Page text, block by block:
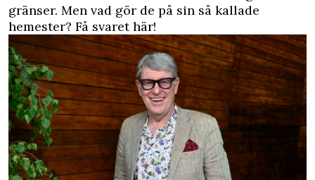
gränser. Men vad gör de på sin så kallade
hemester? Få svaret här!